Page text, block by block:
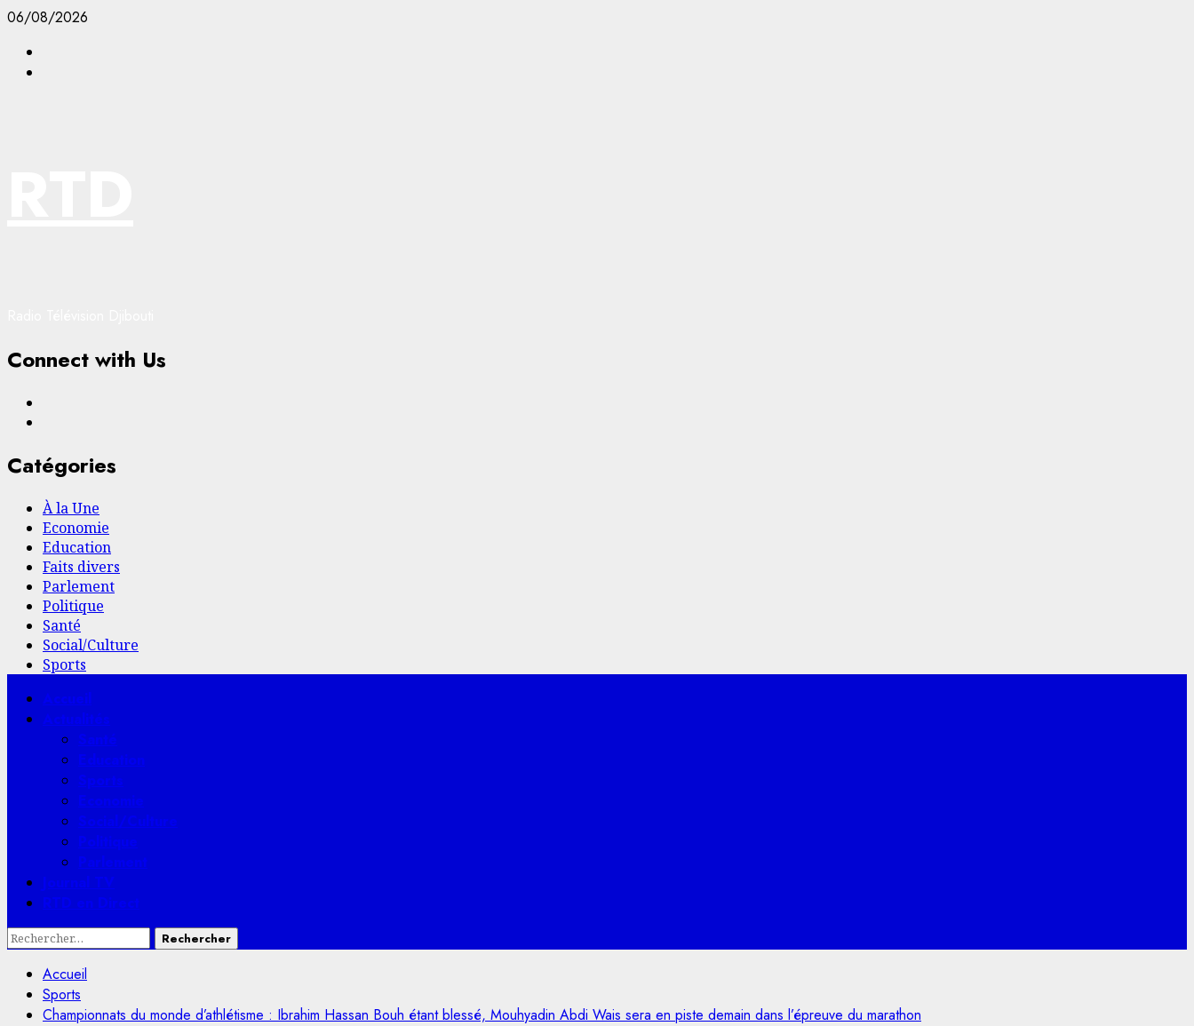
Aller
contenu
06/08/2026
Connect with Us
Catégories
À la Une
Economie
Education
Faits divers
Parlement
Politique
Santé
Social/Culture
Sports
Menu
principal
Accueil
Actualités
Santé
Education
Sports
Economie
Social/Culture
Politique
Parlement
Journal TV
RTD en Direct
Rechercher :
Accueil
Sports
Championnats du monde d’athlétisme : Ibrahim Hassan Bouh étant blessé, Mouhyadin Abdi Wais sera en piste demain dans l’épreuve du marathon